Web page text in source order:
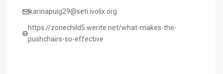
karinapuig29@seti.ivolix.org
https://zonechild5.werite.net/what-makes-the-
pushchairs-so-effective